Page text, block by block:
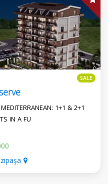
SALE
1+1 & 2+1
IN A FU…